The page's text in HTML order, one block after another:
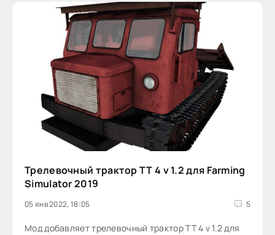
Трелевочный трактор ТТ 4 v 1.2 для Farming
Simulator 2019
05 янв 2022, 18:05 5
Мод добавляет трелевочный трактор ТТ 4 v 1.2 для